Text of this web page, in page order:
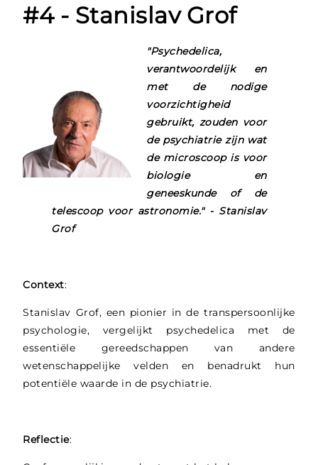
#4 - Stanislav Grof
"Psychedelica,
verantwoordelijk en
met de nodige
voorzichtigheid
gebruikt, zouden voor
de psychiatrie zijn wat
de microscoop is voor
biologie en
geneeskunde of de
telescoop voor astronomie." - Stanislav
Grof
Context:
Stanislav Grof, een pionier in de transpersoonlijke
psychologie, vergelijkt psychedelica met de
essentiële gereedschappen van andere
wetenschappelijke velden en benadrukt hun
potentiële waarde in de psychiatrie.
Reflectie: